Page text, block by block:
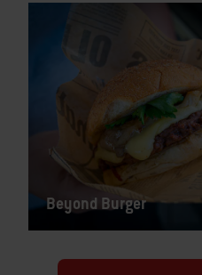
Beyond Burger